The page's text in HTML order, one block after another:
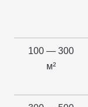
100 — 300
м²